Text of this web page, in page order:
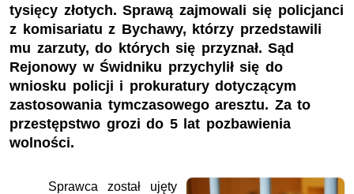
tysięcy złotych. Sprawą zajmowali się policjanci
z komisariatu z Bychawy, którzy przedstawili
mu zarzuty, do których się przyznał. Sąd
Rejonowy w Świdniku przychylił się do
wniosku policji i prokuratury dotyczącym
zastosowania tymczasowego aresztu. Za to
przestępstwo grozi do 5 lat pozbawienia
wolności.
Sprawca został ujęty